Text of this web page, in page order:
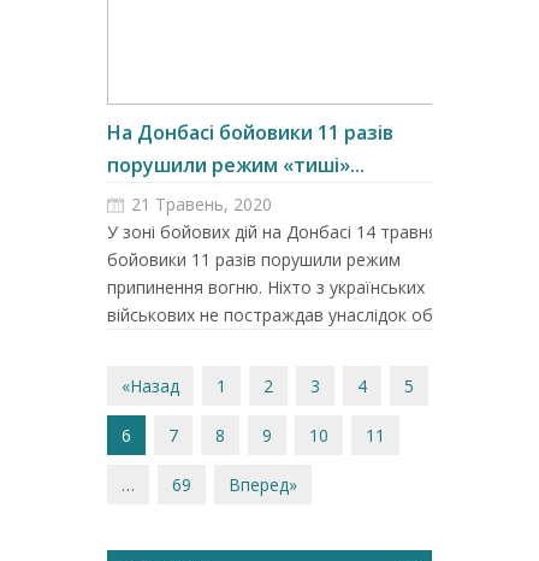
На Донбасі бойовики 11 разів
порушили режим «тиші»...
21 Травень, 2020
У зоні бойових дій на Донбасі 14 травня
бойовики 11 разів порушили режим
припинення вогню. Ніхто з українських
військових не постраждав унаслідок обс...
«Назад 1 2 3 4 5
6 7 8 9 10 11
… 69 Вперед»